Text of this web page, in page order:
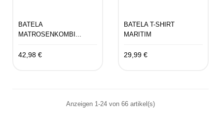
BATELA
MATROSENKOMBI...
42,98 €
BATELA T-SHIRT
MARITIM
29,99 €
Anzeigen 1-24 von 66 artikel(s)